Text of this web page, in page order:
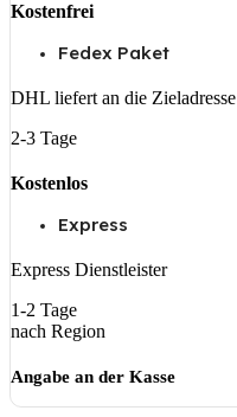
Kostenfrei
Fedex Paket
DHL liefert an die Zieladresse
2-3 Tage
Kostenlos
Express
Express Dienstleister
1-2 Tage
nach Region
Angabe an der Kasse